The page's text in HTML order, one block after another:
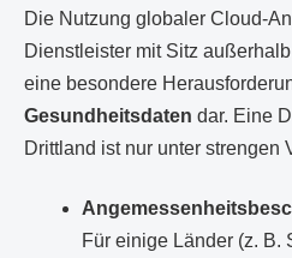
Die Nutzung globaler Cloud-
Dienstleister mit Sitz
eine besondere
Gesundheitsdaten dar. Eine
Drittland ist nur unter strengen
Für einige Länder (z. B.